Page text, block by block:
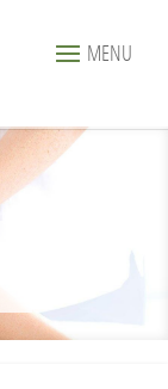
MENU